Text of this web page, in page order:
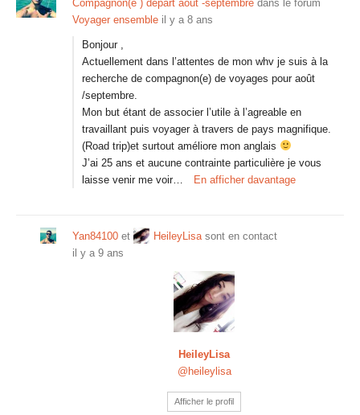
Compagnon(e ) départ août -septembre dans le forum
Voyager ensemble il y a 8 ans
Bonjour ,
Actuellement dans l’attentes de mon whv je suis à la
recherche de compagnon(e) de voyages pour août
/septembre.
Mon but étant de associer l’utile à l’agreable en
travaillant puis voyager à travers de pays magnifique.
(Road trip)et surtout améliore mon anglais
J’ai 25 ans et aucune contrainte particulière je vous
laisse venir me voir…
En afficher davantage
Yan84100 et HeileyLisasont en contact
il y a 9 ans
HeileyLisa
@heileylisa
Afficher le profil